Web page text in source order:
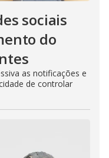
sociais
do
as notificações e
de controlar